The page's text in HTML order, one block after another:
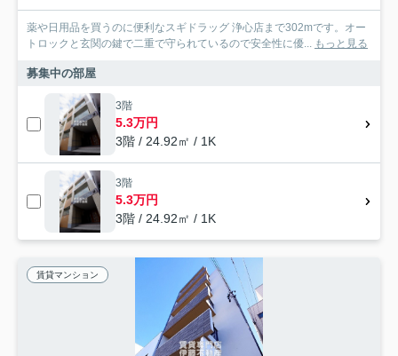
薬や日用品を買うのに便利なスギドラッグ 浄心店まで302mです。オー
トロックと玄関の鍵で二重で守られているので安全性に優... もっと見る
募集中の部屋
3階
5.3万円
3階 / 24.92㎡ / 1K
3階
5.3万円
3階 / 24.92㎡ / 1K
賃貸マンション